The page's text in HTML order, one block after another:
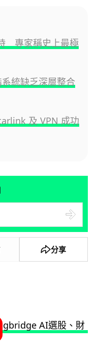
專家稱史上最極
統缺乏深層整合
及 VPN 成功
分享